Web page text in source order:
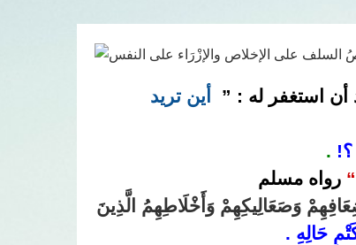
أن استغفر له : ”
أين تريد
؟! .
رواه مسلم
وَصَعَالِيكِهِمْ وَأَخْلَاطِهِمُ الَّذِينَ
حَالِهِ .